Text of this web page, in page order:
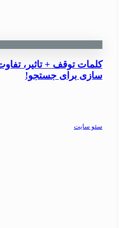
سازی برای جستجو!
سئو سایت